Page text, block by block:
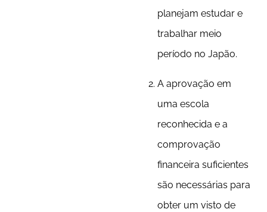
planejam estudar e
trabalhar meio
período no Japão.
A aprovação em
uma escola
reconhecida e a
comprovação
financeira suficientes
são necessárias para
obter um visto de